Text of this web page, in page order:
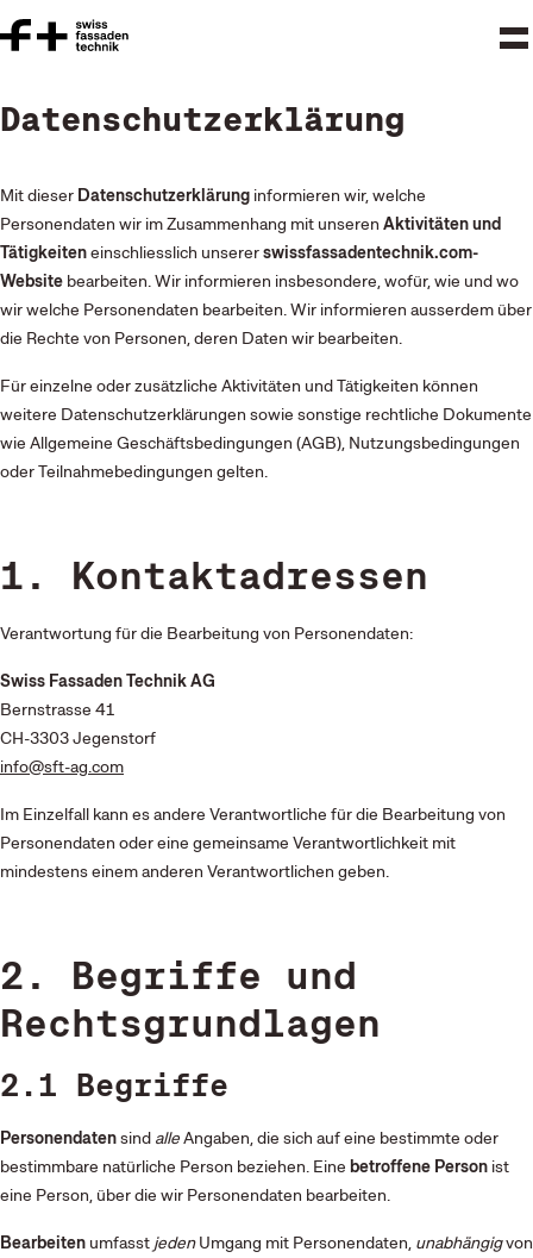
Datenschutzerklärung
Mit dieser Datenschutzerklärung informieren wir, welche
Personendaten wir im Zusammenhang mit unseren Aktivitäten und
Tätigkeiteneinschliesslich unsererswissfassadentechnik.com-
Website bearbeiten. Wir informieren insbesondere, wofür, wie und wo
wir welche Personendaten bearbeiten. Wir informieren ausserdem über
die Rechte von Personen, deren Daten wir bearbeiten.
Für einzelne oder zusätzliche Aktivitäten und Tätigkeiten können
weitere Datenschutzerklärungen sowie sonstige rechtliche Dokumente
wie Allgemeine Geschäftsbedingungen (AGB), Nutzungsbedingungen
oder Teilnahmebedingungen gelten.
1. Kontaktadressen
Verantwortung für die Bearbeitung von Personendaten:
Swiss Fassaden Technik AG
Bernstrasse 41
CH-3303 Jegenstorf
info@sft-ag.com
Im Einzelfall kann es andere Verantwortliche für die Bearbeitung von
Personendaten oder eine gemeinsame Verantwortlichkeit mit
mindestens einem anderen Verantwortlichen geben.
2. Begriffe und
Rechtsgrundlagen
2.1 Begriffe
Personendatensind alleAngaben, die sich auf eine bestimmte oder
bestimmbare natürliche Person beziehen. Eine betroffene Person ist
eine Person, über die wir Personendaten bearbeiten.
Bearbeiten umfasst jedenUmgang mit Personendaten, unabhängigvon